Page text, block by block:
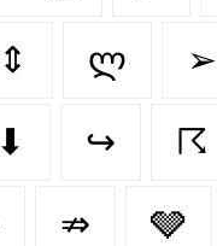
⇕ ლ ➢
⬇ ↪ ☈
⇏ 🩶